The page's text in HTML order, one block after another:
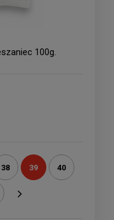
100g.
38 39 40